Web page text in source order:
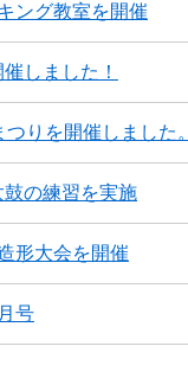
ング教室を開催
しました！
りを開催しました。
鼓の練習を実施
形大会を開催
号